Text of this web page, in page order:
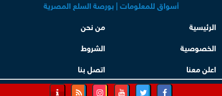
أسواق للمعلومات | بورصة السلع المصرية
الرئيسية
من نحن
الخصوصية
الشروط
اعلن معنا
اتصل بنا